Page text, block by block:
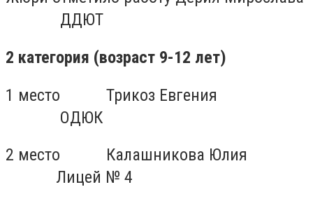
ДДЮТ
2 категория (возраст 9-12 лет)
1 место
Трикоз Евгения
ОДЮК
2 место
Калашникова Юлия
Лицей № 4